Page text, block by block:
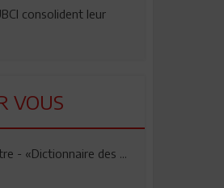
consolident leur
VOUS
- «Dictionnaire des ...